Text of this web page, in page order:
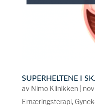
SUPERHELTENE I
av Nimo Klinikken|
Ernæringsterapi,